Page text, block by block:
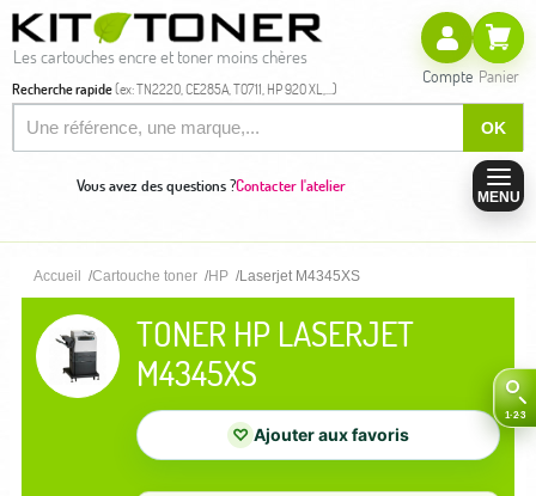
Les cartouches encre et toner moins chères
Recherche rapide(ex: TN2220, CE285A, T0711, HP 920 XL,...)
OK
Compte Panier
Vous avez des questions ?Contacter l'atelier
MENU
Accueil Cartouche toner HP Laserjet M4345XS
TONER HP LASERJET
M4345XS
♡ Ajouter aux favoris